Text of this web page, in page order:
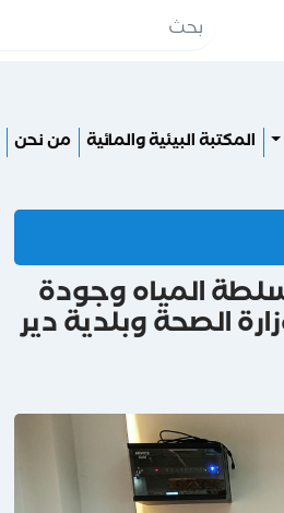
المكتبة البيئية والمائية من نحن
المياه وجودة
الصحة وبلدية دير